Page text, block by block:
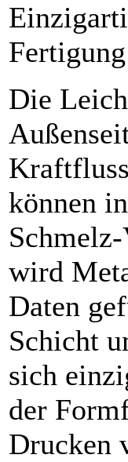
Fertigung
Die
können
wird
Daten
Schicht
sich
der
Drucken